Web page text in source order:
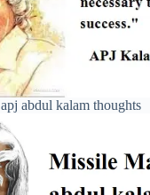
apj abdul kalam thoughts